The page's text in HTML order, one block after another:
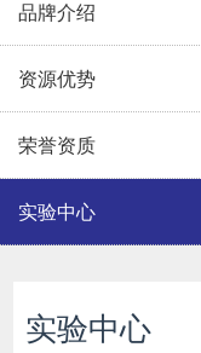
品牌介绍
资源优势
荣誉资质
实验中心
实验中心